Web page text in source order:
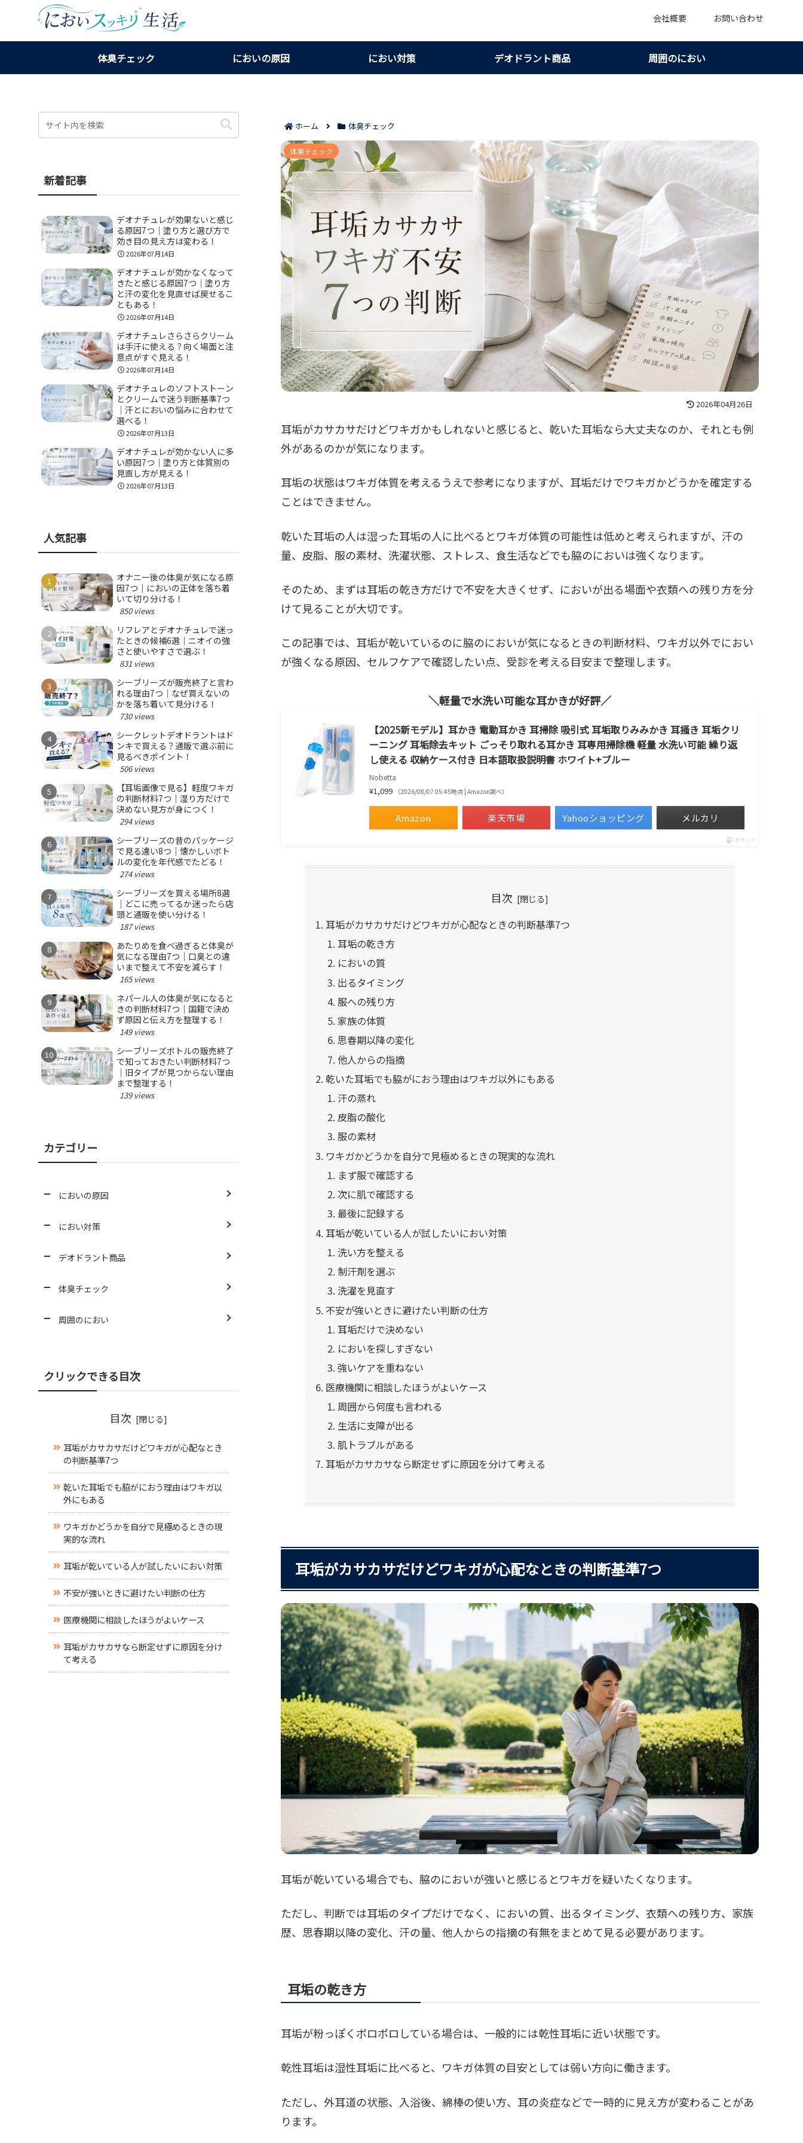
会社概要 お問い合わせ
体臭チェック においの原因 におい対策 デオドラント商品 周囲のにおい
ホーム 体臭チェック
耳垢がカサカサだけどワキガが心配なときの判断基準7つ｜においの原因を落ち着いて見分ける！
体臭チェック
2026年04月26日
耳垢がカサカサだけどワキガかもしれないと感じると、乾いた耳垢なら大丈夫なのか、それとも例
外があるのかが気になります。
耳垢の状態はワキガ体質を考えるうえで参考になりますが、耳垢だけでワキガかどうかを確定する
ことはできません。
乾いた耳垢の人は湿った耳垢の人に比べるとワキガ体質の可能性は低めと考えられますが、汗の
量、皮脂、服の素材、洗濯状態、ストレス、食生活などでも脇のにおいは強くなります。
そのため、まずは耳垢の乾き方だけで不安を大きくせず、においが出る場面や衣類への残り方を分
けて見ることが大切です。
この記事では、耳垢が乾いているのに脇のにおいが気になるときの判断材料、ワキガ以外でにおい
が強くなる原因、セルフケアで確認したい点、受診を考える目安まで整理します。
軽量で水洗い可能な耳かきが好評
【2025新モデル】耳かき 電動耳かき 耳掃除 吸引式 耳垢取りみみかき 耳掻き 耳垢クリ
ーニング 耳垢除去キット ごっそり取れる耳かき 耳専用掃除機 軽量 水洗い可能 繰り返
し使える 収納ケース付き 日本語取扱説明書 ホワイト+ブルー
Nobetta
¥1,099 （2026/08/07 05:45時点 | Amazon調べ）
Amazon 楽天市場 Yahooショッピング メルカリ
ポチップ
目次
耳垢がカサカサだけどワキガが心配なときの判断基準7つ
耳垢の乾き方
においの質
出るタイミング
服への残り方
家族の体質
思春期以降の変化
他人からの指摘
乾いた耳垢でも脇がにおう理由はワキガ以外にもある
汗の蒸れ
皮脂の酸化
服の素材
ワキガかどうかを自分で見極めるときの現実的な流れ
まず服で確認する
次に肌で確認する
最後に記録する
耳垢が乾いている人が試したいにおい対策
洗い方を整える
制汗剤を選ぶ
洗濯を見直す
不安が強いときに避けたい判断の仕方
耳垢だけで決めない
においを探しすぎない
強いケアを重ねない
医療機関に相談したほうがよいケース
周囲から何度も言われる
生活に支障が出る
肌トラブルがある
耳垢がカサカサなら断定せずに原因を分けて考える
耳垢がカサカサだけどワキガが心配なときの判断基準7つ
耳垢が乾いている場合でも、脇のにおいが強いと感じるとワキガを疑いたくなります。
ただし、判断では耳垢のタイプだけでなく、においの質、出るタイミング、衣類への残り方、家族
歴、思春期以降の変化、汗の量、他人からの指摘の有無をまとめて見る必要があります。
耳垢の乾き方
耳垢が粉っぽくポロポロしている場合は、一般的には乾性耳垢に近い状態です。
乾性耳垢は湿性耳垢に比べると、ワキガ体質の目安としては弱い方向に働きます。
ただし、外耳道の状態、入浴後、綿棒の使い方、耳の炎症などで一時的に見え方が変わることがあ
ります。
新着記事
デオナチュレが効果ないと感じ
る原因7つ｜塗り方と選び方で
効き目の見え方は変わる！
2026年07月14日
デオナチュレが効かなくなって
きたと感じる原因7つ｜塗り方
と汗の変化を見直せば戻せるこ
ともある！
2026年07月14日
デオナチュレさらさらクリーム
は手汗に使える？向く場面と注
意点がすぐ見える！
2026年07月14日
デオナチュレのソフトストーン
とクリームで迷う判断基準7つ
｜汗とにおいの悩みに合わせて
選べる！
2026年07月13日
デオナチュレが効かない人に多
い原因7つ｜塗り方と体質別の
見直し方が見える！
2026年07月13日
人気記事
オナニー後の体臭が気になる原
因7つ｜においの正体を落ち着
いて切り分ける！
850 views
リフレアとデオナチュレで迷っ
たときの候補6選｜ニオイの強
さと使いやすさで選ぶ！
831 views
シーブリーズが販売終了と言わ
れる理由7つ｜なぜ買えないの
かを落ち着いて見分ける！
730 views
シークレットデオドラントはド
ンキで買える？通販で選ぶ前に
見るべきポイント！
506 views
【耳垢画像で見る】軽度ワキガ
の判断材料7つ｜湿り方だけで
決めない見方が身につく！
294 views
シーブリーズの昔のパッケージ
で見る違い8つ｜懐かしいボト
ルの変化を年代感でたどる！
274 views
シーブリーズを買える場所8選
｜どこに売ってるか迷ったら店
頭と通販を使い分ける！
187 views
あたりめを食べ過ぎると体臭が
気になる理由7つ｜口臭との違
いまで整えて不安を減らす！
165 views
ネパール人の体臭が気になると
きの判断材料7つ｜国籍で決め
ず原因と伝え方を整理する！
149 views
シーブリーズボトルの販売終了
で知っておきたい判断材料7つ
｜旧タイプが見つからない理由
まで整理する！
139 views
カテゴリー
においの原因
におい対策
デオドラント商品
体臭チェック
周囲のにおい
クリックできる目次
目次
耳垢がカサカサだけどワキガが心配なとき
の判断基準7つ
乾いた耳垢でも脇がにおう理由はワキガ以
外にもある
ワキガかどうかを自分で見極めるときの現
実的な流れ
耳垢が乾いている人が試したいにおい対策
不安が強いときに避けたい判断の仕方
医療機関に相談したほうがよいケース
耳垢がカサカサなら断定せずに原因を分け
て考える